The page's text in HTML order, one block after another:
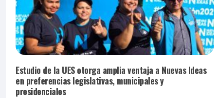
Estudio de la UES otorga amplia ventaja a Nuevas Ideas
en preferencias legislativas, municipales y
presidenciales